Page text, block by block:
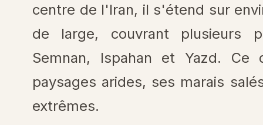
centre de l'Iran, il s'étend sur
de large, couvrant plusieurs
Semnan, Ispahan et Yazd.
paysages arides, ses marais
extrêmes.